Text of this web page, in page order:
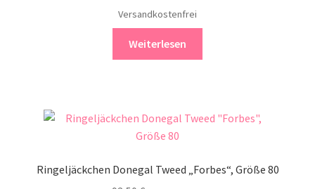
Versandkostenfrei
Weiterlesen
Ringeljäckchen Donegal Tweed „Forbes“, Größe 80